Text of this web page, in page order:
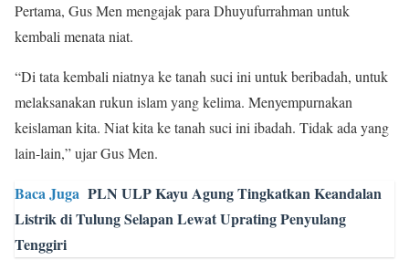
Pertama, Gus Men mengajak para Dhuyufurrahman untuk
kembali menata niat.
“Di tata kembali niatnya ke tanah suci ini untuk beribadah, untuk
melaksanakan rukun islam yang kelima. Menyempurnakan
keislaman kita. Niat kita ke tanah suci ini ibadah. Tidak ada yang
lain-lain,” ujar Gus Men.
Baca Juga PLN ULP Kayu Agung Tingkatkan Keandalan
Listrik di Tulung Selapan Lewat Uprating Penyulang
Tenggiri